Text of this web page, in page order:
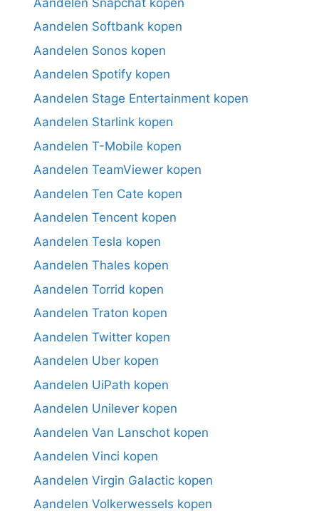
Aandelen Softbank kopen
Aandelen Sonos kopen
Aandelen Spotify kopen
Aandelen Stage Entertainment kopen
Aandelen Starlink kopen
Aandelen T-Mobile kopen
Aandelen TeamViewer kopen
Aandelen Ten Cate kopen
Aandelen Tencent kopen
Aandelen Tesla kopen
Aandelen Thales kopen
Aandelen Torrid kopen
Aandelen Traton kopen
Aandelen Twitter kopen
Aandelen Uber kopen
Aandelen UiPath kopen
Aandelen Unilever kopen
Aandelen Van Lanschot kopen
Aandelen Vinci kopen
Aandelen Virgin Galactic kopen
Aandelen Volkerwessels kopen